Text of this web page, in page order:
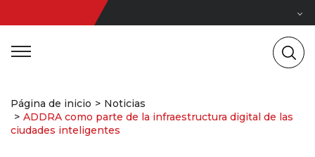
Página de inicio
Noticias
ADDRA como parte de la infraestructura digital de las
ciudades inteligentes